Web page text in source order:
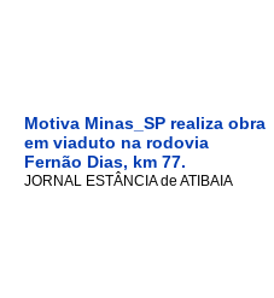
Motiva Minas_SP realiza obra
em viaduto na rodovia
Fernão Dias, km 77.
JORNAL ESTÂNCIA de ATIBAIA